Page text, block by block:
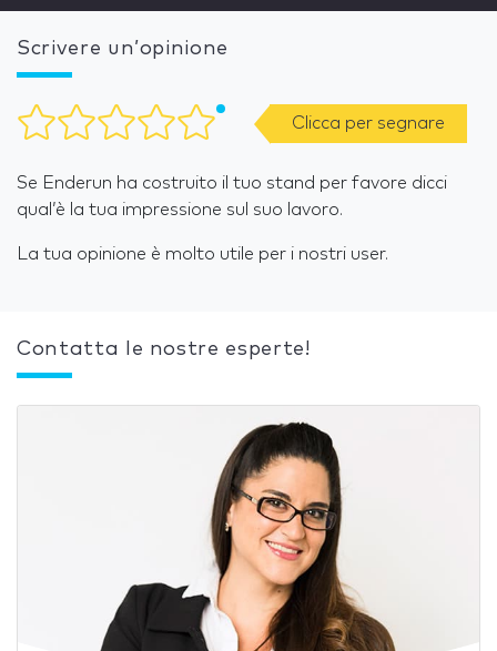
Scrivere un’opinione
Clicca per segnare
Se Enderun ha costruito il tuo stand per favore dicci
qual’è la tua impressione sul suo lavoro.
La tua opinione è molto utile per i nostri user.
Contatta le nostre esperte!